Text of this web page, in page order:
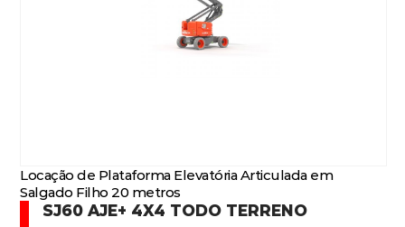
Locação de Plataforma Elevatória Articulada em
Salgado Filho 20 metros
SJ60 AJE+ 4X4 TODO TERRENO